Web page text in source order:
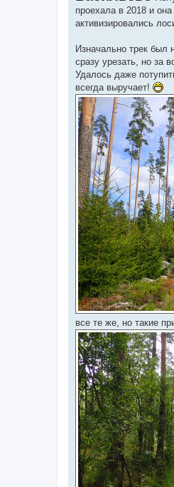
проехала в 2018 и
активизировались
Изначально трек был
сразу урезать, но за
Удалось даже
всегда выручает!
все те же, но такие